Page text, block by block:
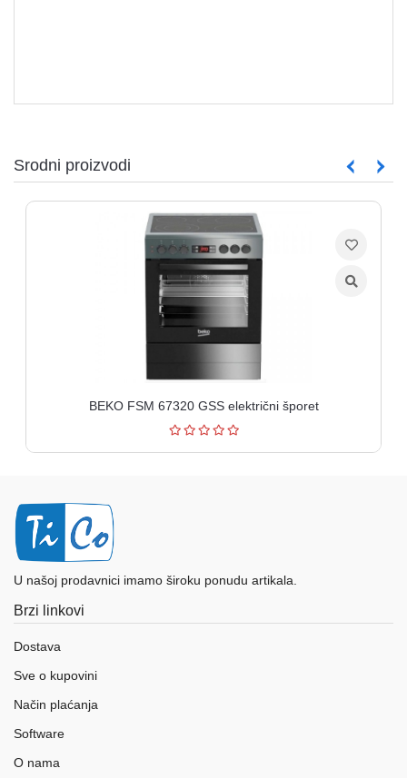
Srodni proizvodi
BEKO FSM 67320 GSS električni šporet
U našoj prodavnici imamo široku ponudu artikala.
Brzi linkovi
Dostava
Sve o kupovini
Način plaćanja
Software
O nama